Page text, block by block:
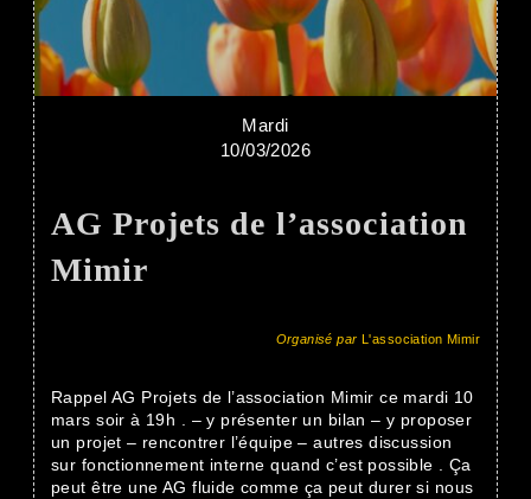
Mardi
10/03/2026
AG Projets de l’association
Mimir
Organisé parL'association Mimir
Rappel AG Projets de l’association Mimir ce mardi 10
mars soir à 19h . – y présenter un bilan – y proposer
un projet – rencontrer l’équipe – autres discussion
sur fonctionnement interne quand c’est possible . Ça
peut être une AG fluide comme ça peut durer si nous